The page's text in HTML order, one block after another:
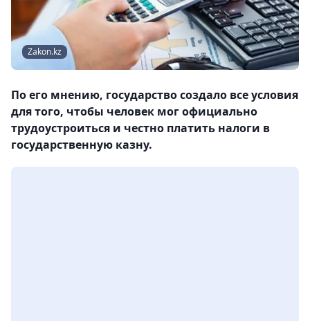
Zakon.kz
По его мнению, государство создало все условия
для того, чтобы человек мог официально
трудоустроиться и честно платить налоги в
государственную казну.